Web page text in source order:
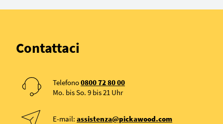
Contattaci
Telefono0800 72 80 00
Mo. bis So. 9 bis 21 Uhr
E-mail: assistenza@pickawood.com